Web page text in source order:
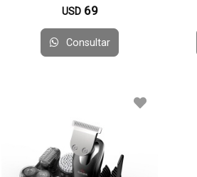
USD 69
Consultar